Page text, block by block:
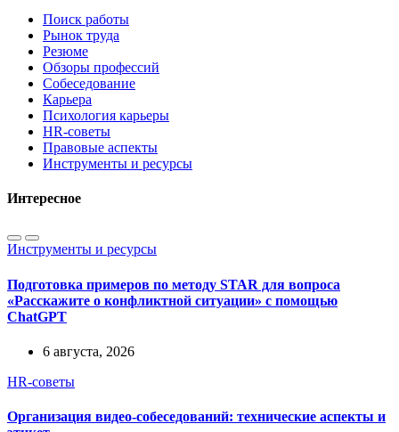
Поиск работы
Рынок труда
Резюме
Обзоры профессий
Собеседование
Карьера
Психология карьеры
HR-советы
Правовые аспекты
Инструменты и ресурсы
Интересное
Инструменты и ресурсы
Подготовка примеров по методу STAR для вопроса
«Расскажите о конфликтной ситуации» с помощью
ChatGPT
6 августа, 2026
HR-советы
Организация видео-собеседований: технические аспекты и